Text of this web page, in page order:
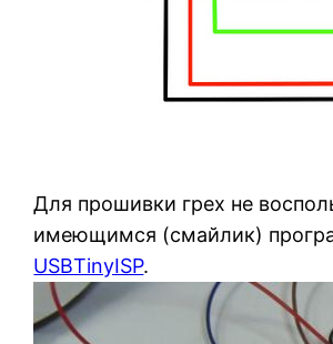
Для прошивки грех не
имеющимся (смайлик)
USBTinyISP.